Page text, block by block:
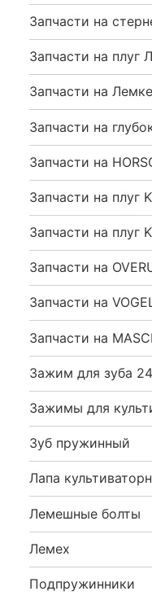
Запчасти на
Запчасти на плуг
Запчасти на
Запчасти на
Запчасти на
Запчасти на плуг
Запчасти на плуг
Запчасти на
Запчасти на
Запчасти на
Зажим для зуба
Зажимы для
Зуб пружинный
Лапа
Лемешные болты
Лемех
Подпружинники